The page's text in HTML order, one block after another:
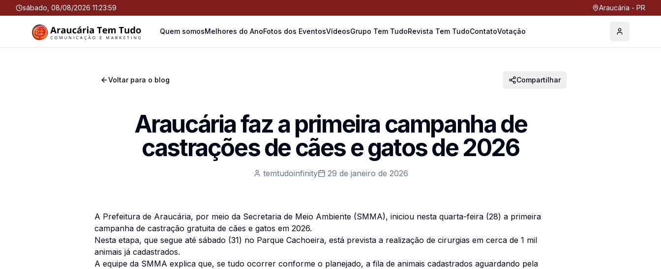
sábado, 08/08/2026 11:24:00 Araucária - PR
Quem somosMelhores do AnoFotos dos EventosVídeosGrupo Tem TudoRevista Tem TudoContatoVotação Perfil
Voltar para o blog Compartilhar
Araucária faz a primeira campanha de
castrações de cães e gatos de 2026
temtudoinfinity 29 de janeiro de 2026
A Prefeitura de Araucária, por meio da Secretaria de Meio Ambiente (SMMA), iniciou nesta quarta-feira (28) a primeira
campanha de castração gratuita de cães e gatos em 2026.
Nesta etapa, que segue até sábado (31) no Parque Cachoeira, está prevista a realização de cirurgias em cerca de 1 mil
animais já cadastrados.
A equipe da SMMA explica que, se tudo ocorrer conforme o planejado, a fila de animais cadastrados aguardando pela